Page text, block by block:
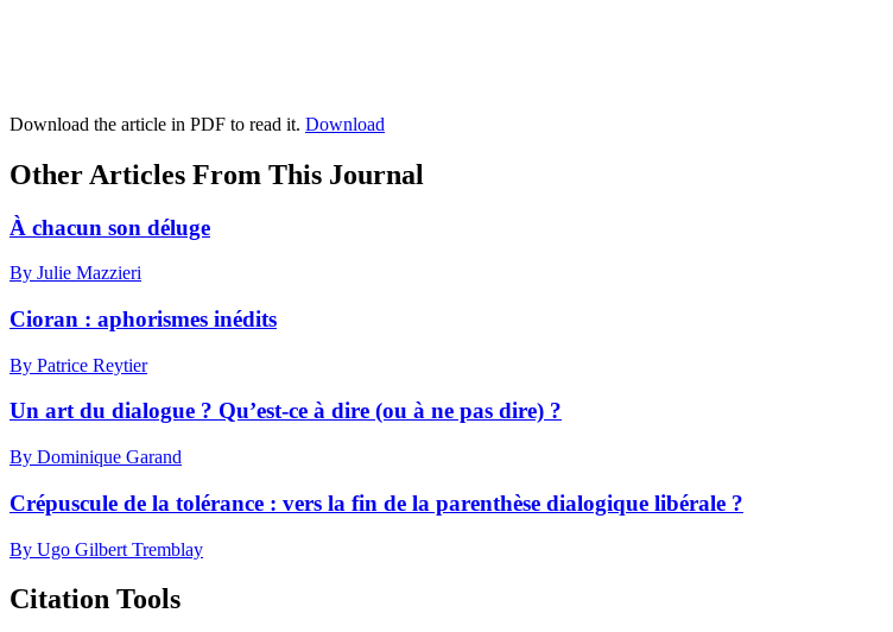
Download the article in PDF to read it. Download
Other Articles From This Journal
À chacun son déluge
By Julie Mazzieri
Cioran : aphorismes inédits
By Patrice Reytier
Un art du dialogue ? Qu’est-ce à dire (ou à ne pas dire) ?
By Dominique Garand
Crépuscule de la tolérance : vers la fin de la parenthèse dialogique libérale ?
By Ugo Gilbert Tremblay
Citation Tools